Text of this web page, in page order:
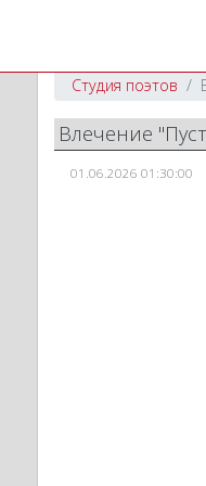
Студия поэтов
Влечение
01.06.2026 01:30:00